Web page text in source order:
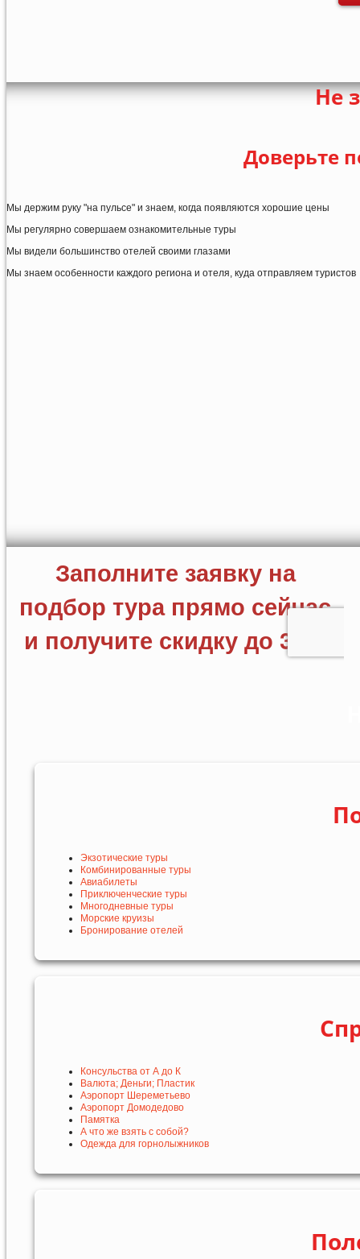
Не
Доверьте
Мы держим руку "на пульсе" и знаем, когда появляются хорошие цены
Мы регулярно совершаем ознакомительные туры
Мы видели большинство отелей своими глазами
Мы знаем особенности каждого региона и отеля, куда отправляем туристов
Экзотические туры
Комбинированные туры
Авиабилеты
Приключенческие туры
Многодневные туры
Морские круизы
Бронирование отелей
Консульства от А до К
Валюта; Деньги; Пластик
Аэропорт Шереметьево
Аэропорт Домодедово
Памятка
А что же взять с собой?
Одежда для горнолыжников